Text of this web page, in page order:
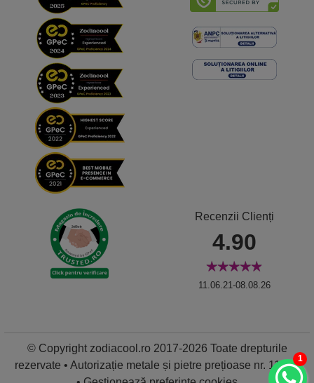
Recenzii Clienți
4.90
11.06.21-08.08.26
© Copyright zodiacool.ro 2017-2026 Toate drepturile
rezervate • Autorizație metale și pietre prețioase nr. 11837
1